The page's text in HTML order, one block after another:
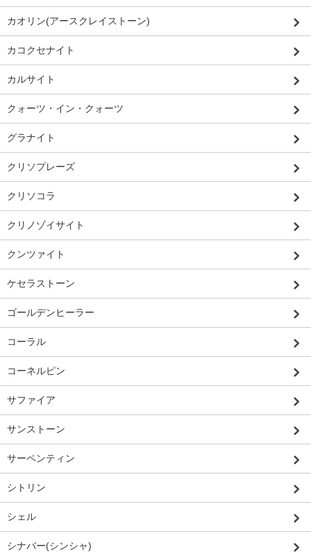
カオリン(アースクレイストーン)
カコクセナイト
カルサイト
クォーツ・イン・クォーツ
グラナイト
クリソプレーズ
クリソコラ
クリノゾイサイト
クンツァイト
ケセラストーン
ゴールデンヒーラー
コーラル
コーネルピン
サファイア
サンストーン
サーペンティン
シトリン
シェル
シナバー(シンシャ)